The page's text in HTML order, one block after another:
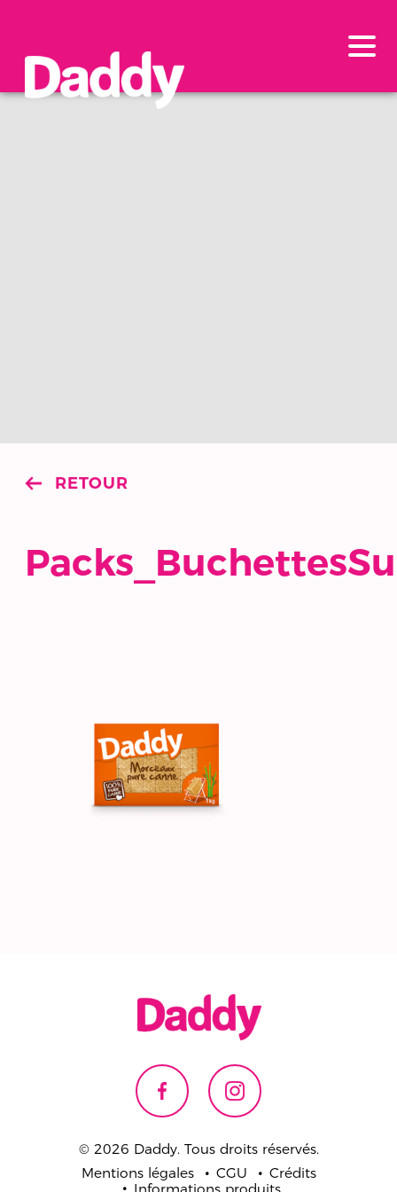
RETOUR
© 2026 Daddy. Tous droits réservés.
Mentions légales
CGU
Crédits
Informations produits